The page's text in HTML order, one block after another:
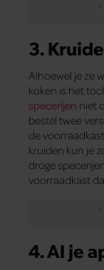
3.
Alhoewel je ze
koken is het
specerijen niet
bestel twee
de
kruiden kun je
droge
voorraadkast
4. Al je